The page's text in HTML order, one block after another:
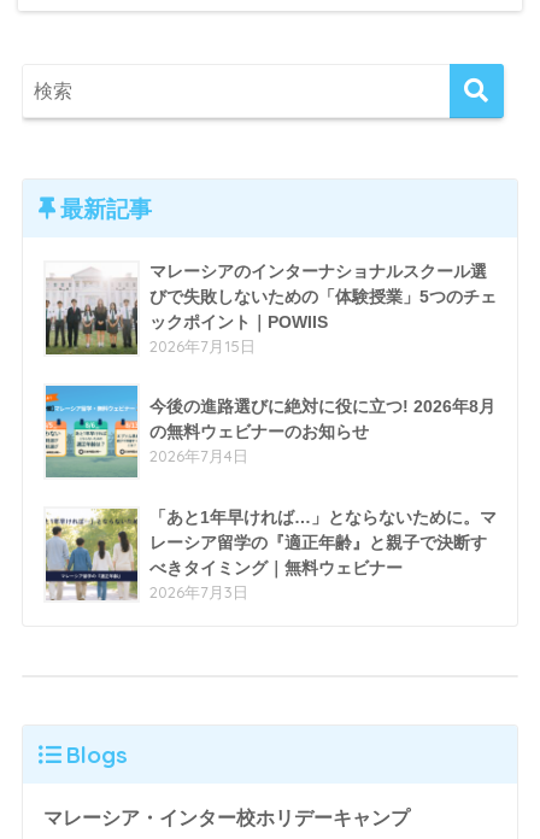
最新記事
マレーシアのインターナショナルスクール選
びで失敗しないための「体験授業」5つのチェ
ックポイント｜POWIIS
2026年7月15日
今後の進路選びに絶対に役に立つ! 2026年8月
の無料ウェビナーのお知らせ
2026年7月4日
「あと1年早ければ…」とならないために。マ
レーシア留学の『適正年齢』と親子で決断す
べきタイミング｜無料ウェビナー
2026年7月3日
Blogs
マレーシア・インター校ホリデーキャンプ